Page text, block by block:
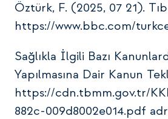
Öztürk, F. (2025, 07 21).
https://www.bbc.com/
Sağlıkla İlgili Bazı
Yapılmasına Dair Kanun
https://cdn.tbmm.gov.tr/
882c-009d8002e014.pdf